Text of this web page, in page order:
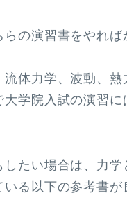
の演習書をやれば
体力学、波動、熱
学院入試の演習に
たい場合は、力学
いる以下の参考書が